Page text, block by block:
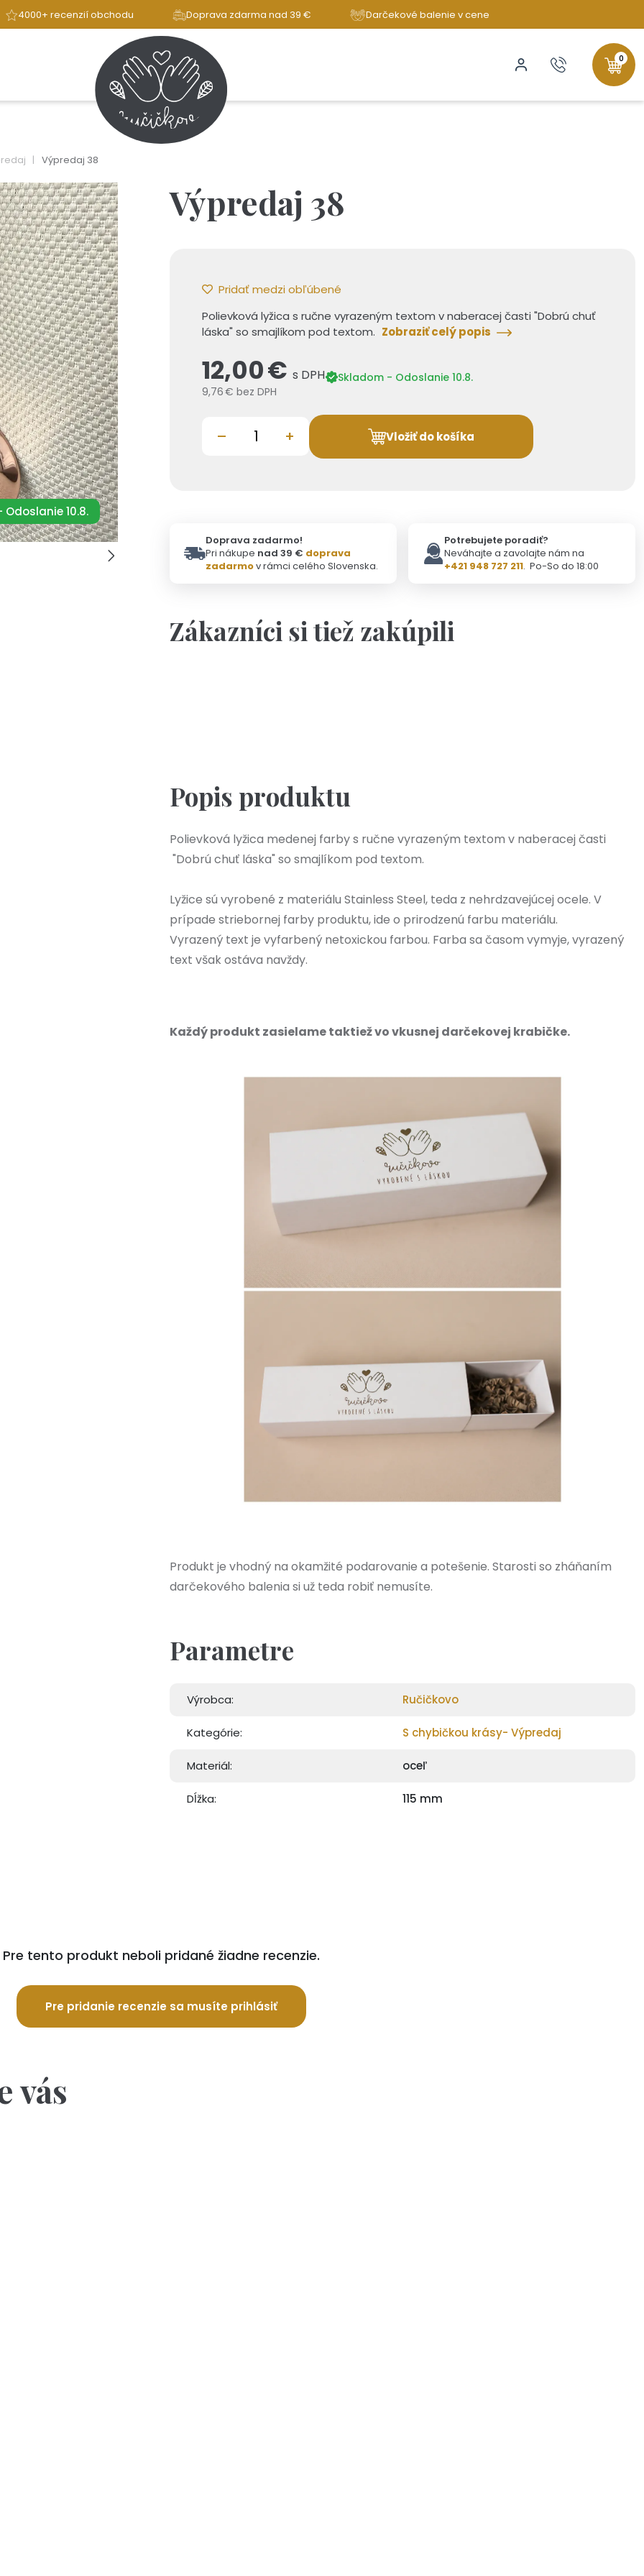
4000+ recenzií obchodu Doprava zdarma nad 39 € Darčekové balenie v cene
0
Výpredaj 38
10.8.
Výpredaj 38
Pridať medzi obľúbené
Polievková lyžica s ručne vyrazeným textom v naberacej časti "Dobrú chuť
láska" so smajlíkom pod textom. Zobraziť celý popis
12,00 € s DPH
9,76 € bez DPH
Skladom - Odoslanie 10.8.
– + Vložiť do košíka
Doprava zadarmo!
Pri nákupe nad 39 € doprava
zadarmov rámci celého Slovenska.
Potrebujete poradiť?
Neváhajte a zavolajte nám na
+421 948 727 211. Po-So do 18:00
Zákazníci si tiež zakúpili
Popis produktu
Polievková lyžica medenej farby s ručne vyrazeným textom v naberacej časti
"Dobrú chuť láska" so smajlíkom pod textom.
Lyžice sú vyrobené z materiálu Stainless Steel, teda z nehrdzavejúcej ocele. V
prípade striebornej farby produktu, ide o prirodzenú farbu materiálu.
Vyrazený text je vyfarbený netoxickou farbou. Farba sa časom vymyje, vyrazený
text však ostáva navždy.
Každý produkt zasielame taktiež vo vkusnej darčekovej krabičke.
Produkt je vhodný na okamžité podarovanie a potešenie. Starosti so zháňaním
darčekového balenia si už teda robiť nemusíte.
Parametre
Výrobca: Ručičkovo
Kategórie: S chybičkou krásy- Výpredaj
Materiál: oceľ
Dĺžka: 115 mm
Pre tento produkt neboli pridané žiadne recenzie.
Pre pridanie recenzie sa musíte prihlásiť
vás